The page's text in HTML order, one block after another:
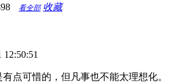
看全部 收藏
点可惜的，但凡事也不能太理想化。